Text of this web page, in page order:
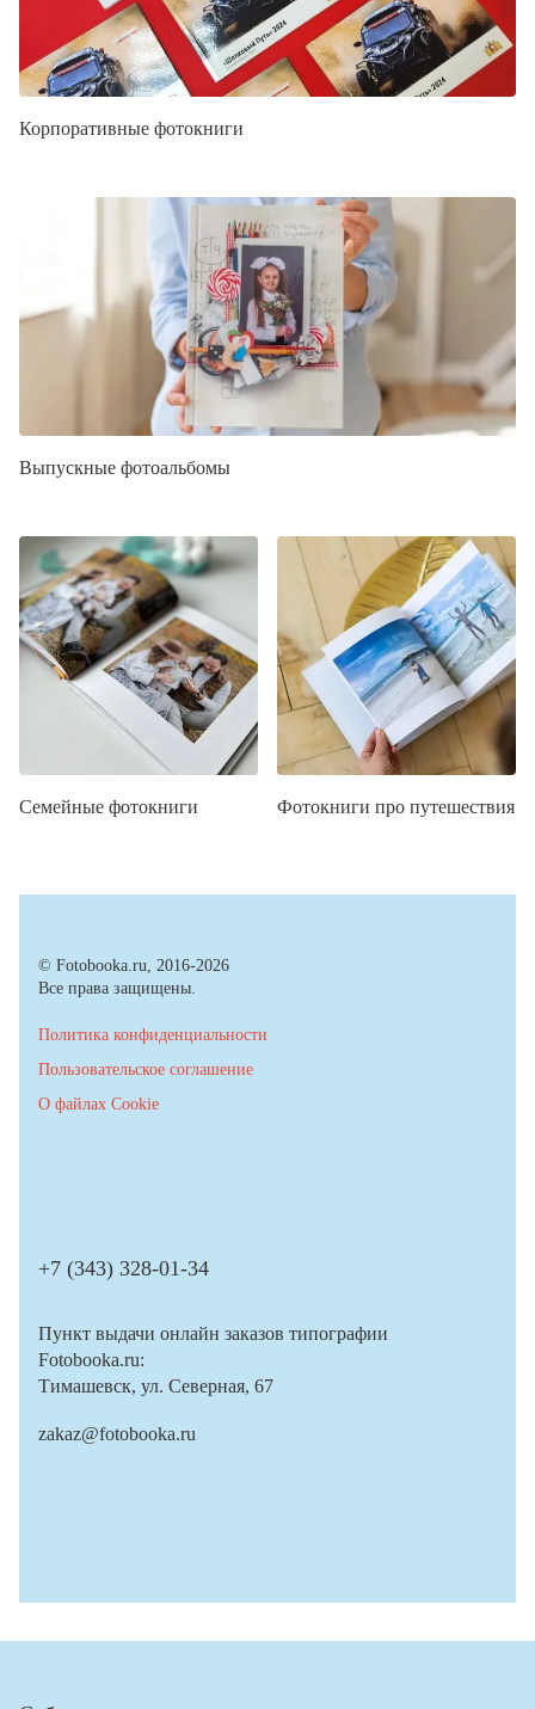
Корпоративные фотокниги
Выпускные фотоальбомы
Семейные фотокниги Фотокниги про путешествия
© Fotobooka.ru, 2016-2026
Все права защищены.
Политика конфиденциальности
Пользовательское соглашение
О файлах Cookie
+7 (343) 328-01-34
Пункт выдачи онлайн заказов типографии
Fotobooka.ru:
Тимашевск, ул. Северная, 67
zakaz@fotobooka.ru